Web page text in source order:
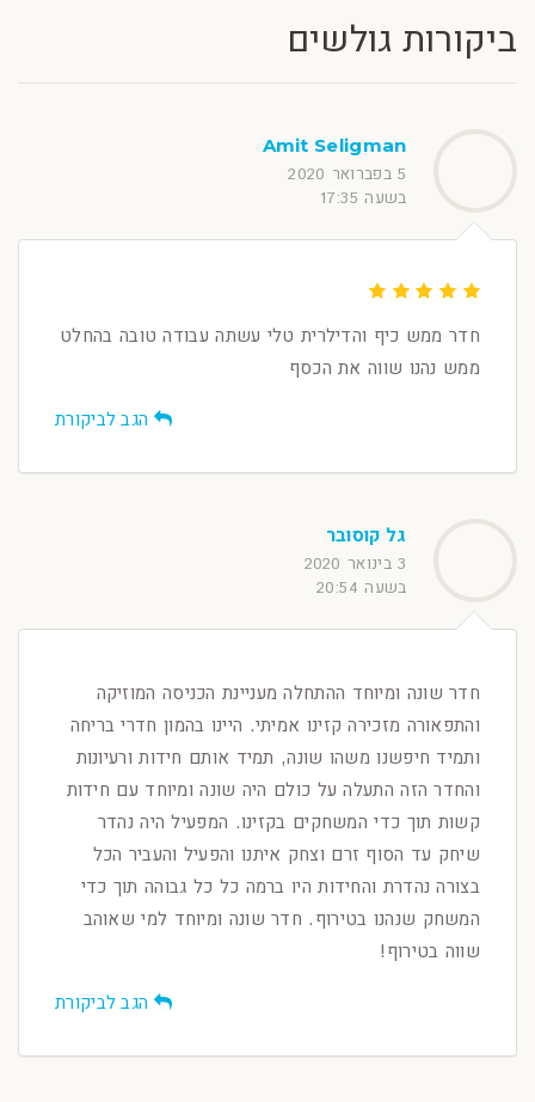
ביקורות גולשים
Amit Seligman
5 בפברואר 2020
בשעה 17:35
חדר ממש כיף והדילרית טלי עשתה עבודה טובה בהחלט
ממש נהנו שווה את הכסף
הגב לביקורת
גל קוסובר
3 בינואר 2020
בשעה 20:54
חדר שונה ומיוחד ההתחלה מעניינת הכניסה המוזיקה
והתפאורה מזכירה קזינו אמיתי. היינו בהמון חדרי בריחה
ותמיד חיפשנו משהו שונה, תמיד אותם חידות ורעיונות
והחדר הזה התעלה על כולם היה שונה ומיוחד עם חידות
קשות תוך כדי המשחקים בקזינו. המפעיל היה נהדר
שיחק עד הסוף זרם וצחק איתנו והפעיל והעביר הכל
בצורה נהדרת והחידות היו ברמה כל כל גבוהה תוך כדי
המשחק שנהנו בטירוף. חדר שונה ומיוחד למי שאוהב
שווה בטירוף!
הגב לביקורת